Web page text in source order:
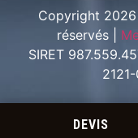
DEVIS
Copyright
réservés |
SIRET